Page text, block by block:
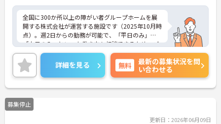
全国に300か所以上の障がい者グループホームを展
開する株式会社が運営する施設です（2025年10月時
点）。週2日からの勤務が可能で、「平日のみ」
「土日のみ」といった働き方も相談できるため、ご
自身のライフスタイルに合わせて柔軟に働けます。
ご家庭やプライベートとの両立、Wワークを希望さ
れる方にもぴったりです。未経験・無資格からスタ
ートできるお仕事で、入社後は先輩スタッフが1か
ら丁寧にサポートするため、安心して業務を始めら
れます。実際に20代から60代まで幅広い年代のスタ
ッフが活躍中です。ご興味のある方には、面接対策
詳細を見る 無料
最新の募集状況を問
い合わせる
募集停止
更新日：2026年06月09日